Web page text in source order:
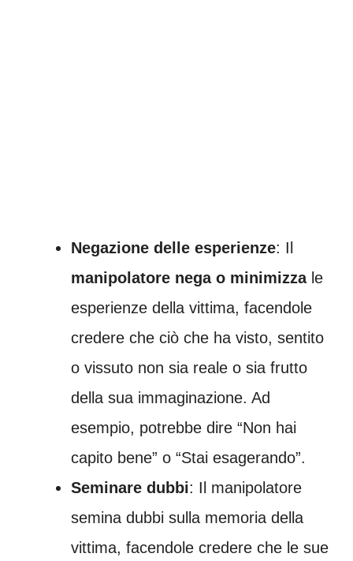
Negazione delle esperienze: Il
manipolatore nega o minimizzale
esperienze della vittima, facendole
credere che ciò che ha visto, sentito
o vissuto non sia reale o sia frutto
della sua immaginazione. Ad
esempio, potrebbe dire “Non hai
capito bene” o “Stai esagerando”.
Seminare dubbi: Il manipolatore
semina dubbi sulla memoria della
vittima, facendole credere che le sue